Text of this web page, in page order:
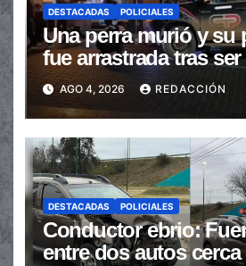
DESTACADAS POLICIALES
Una perra murió y su
fue arrastrada tras
en la senda peatonal
AGO 4, 2026 REDACCIÓN
DESTACADAS POLICIALES
Conductor ebrio:
entre dos autos cerca